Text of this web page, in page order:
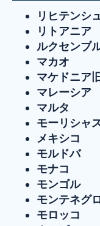
リヒテンシ
リトアニア
ルクセンブ
マカオ
マケドニア
マレーシア
マルタ
モーリシャ
メキシコ
モルドバ
モナコ
モンゴル
モンテネグ
モロッコ